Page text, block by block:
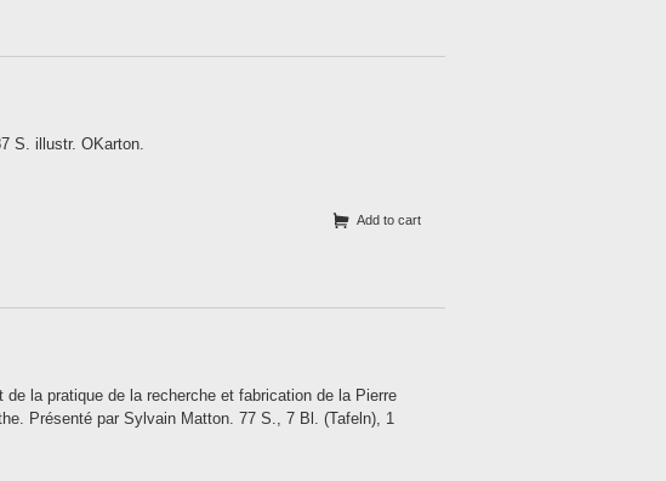
S. illustr. OKarton.
Add to cart
la pratique de la recherche et fabrication de la Pierre
Présenté par Sylvain Matton. 77 S., 7 Bl. (Tafeln), 1